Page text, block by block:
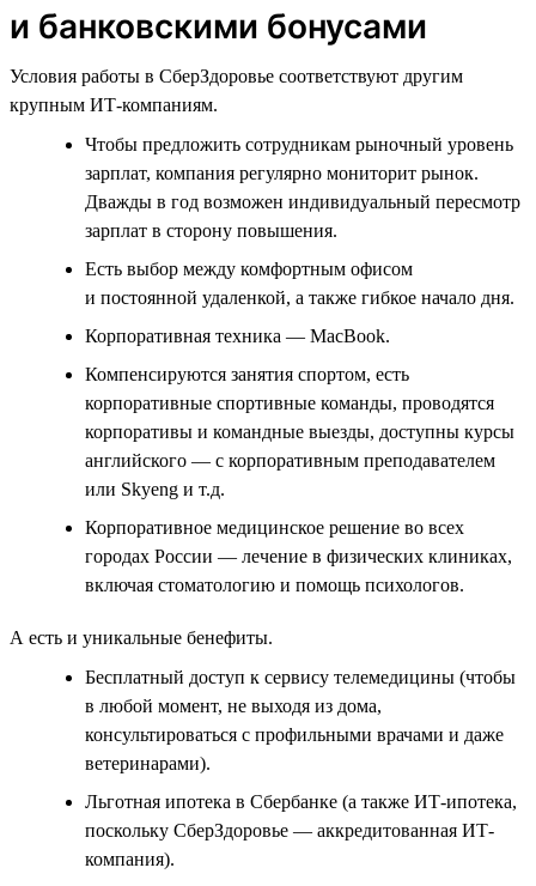
и банковскими бонусами
Условия работы в СберЗдоровье соответствуют другим
крупным ИТ-компаниям.
Чтобы предложить сотрудникам рыночный уровень
зарплат, компания регулярно мониторит рынок.
Дважды в год возможен индивидуальный пересмотр
зарплат в сторону повышения.
Есть выбор между комфортным офисом
и постоянной удаленкой, а также гибкое начало дня.
Корпоративная техника — MacBook.
Компенсируются занятия спортом, есть
корпоративные спортивные команды, проводятся
корпоративы и командные выезды, доступны курсы
английского — с корпоративным преподавателем
или Skyeng и т.д.
Корпоративное медицинское решение во всех
городах России — лечение в физических клиниках,
включая стоматологию и помощь психологов.
А есть и уникальные бенефиты.
Бесплатный доступ к сервису телемедицины (чтобы
в любой момент, не выходя из дома,
консультироваться с профильными врачами и даже
ветеринарами).
Льготная ипотека в Сбербанке (а также ИТ-ипотека,
поскольку СберЗдоровье — аккредитованная ИТ-
компания).